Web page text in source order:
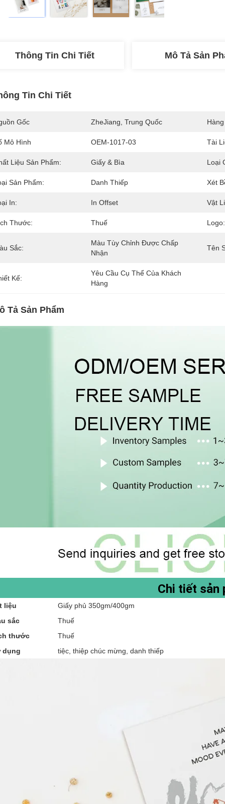
Thông Tin Chi Tiết Mô Tả Sản
Tin Chi Tiết
Gốc ZheJiang, Trung Quốc
Mô Hình OEM-1017-03 Tài
Liệu Sản Phẩm: Giấy & Bìa Loại
Sản Phẩm: Danh Thiếp Xét
In: In Offset Vật
Thước: Thuế Logo:
Sắc:
Màu Tùy Chỉnh Được Chấp
Nhận
Tên
Kế:
Yêu Cầu Cụ Thể Của Khách
Hàng
Tả Sản Phẩm
Chi tiết sản
liệu
Giấy phủ 350gm/400gm
sắc
Thuế
thước
Thuế
dụng
tiệc, thiệp chúc mừng, danh thiếp